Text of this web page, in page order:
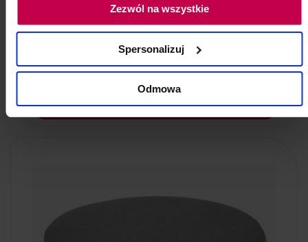
Zezwól na wszystkie
Spersonalizuj
Odmowa
35, -33, - zł